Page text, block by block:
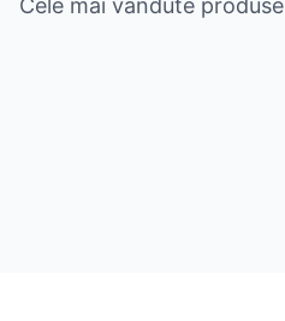
Cele mai vândute produse